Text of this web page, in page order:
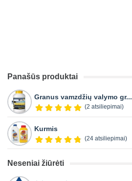
Panašūs produktai
Granus vamzdžių valymo gr...
(2 atsiliepimai)
Kurmis
(24 atsiliepimai)
Neseniai žiūrėti